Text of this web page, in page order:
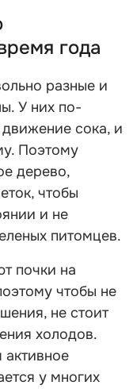
года
разные и
У них по-
сока, и
Поэтому
дерево,
чтобы
и не
питомцев.
почки на
чтобы не
не стоит
холодов.
у многих